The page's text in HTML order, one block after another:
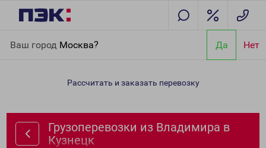
Ваш город Москва? Да Нет
Кузнецк
Рассчитать и заказать перевозку
Грузоперевозки из Владимира в
Кузнецк